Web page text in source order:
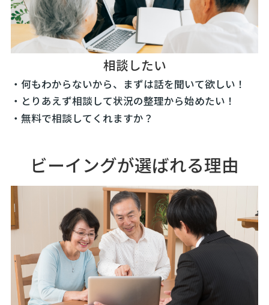
相談したい
・何もわからないから、まずは話を聞いて欲しい！
・とりあえず相談して状況の整理から始めたい！
・無料で相談してくれますか？
ビーイングが選ばれる理由